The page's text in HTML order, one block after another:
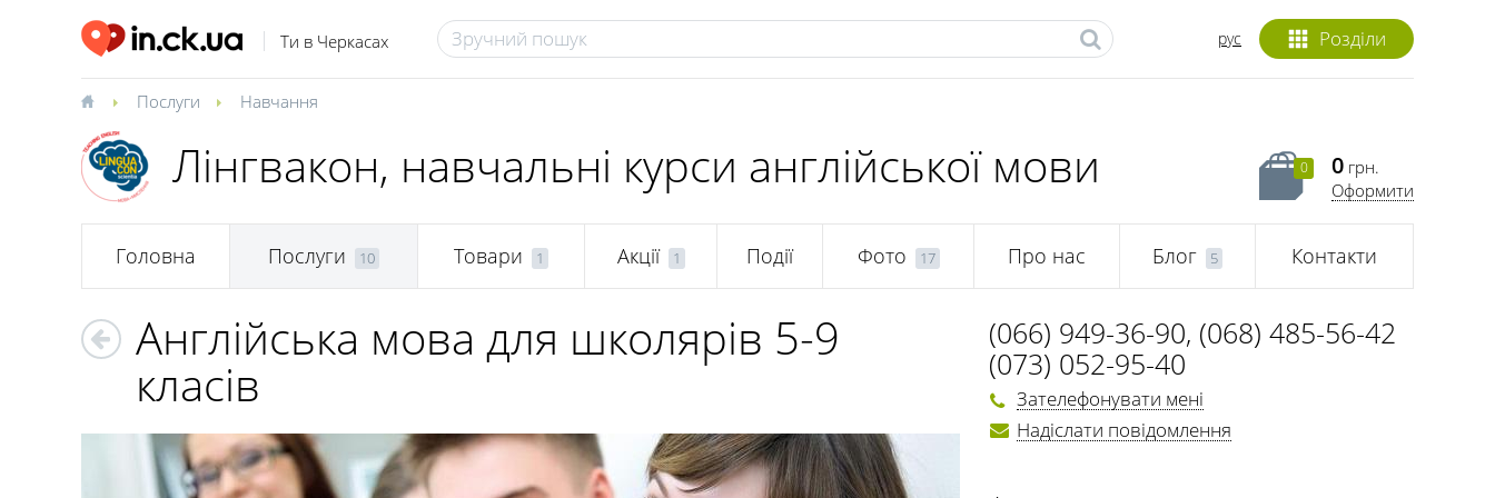
Ти в Черкасах Розділи
рус
Послуги Навчання
Лінгвакон, навчальні курси англійської мови 0 0 грн.
Оформити
Головна Послуги 10 Товари 1 Акції 1 Події Фото 17 Про нас Блог 5 Контакти
Англійська мова для школярів 5-9
класів
(066) 949-36-90, (068) 485-56-42
(073) 052-95-40
Зателефонувати мені
Надіслати повідомлення